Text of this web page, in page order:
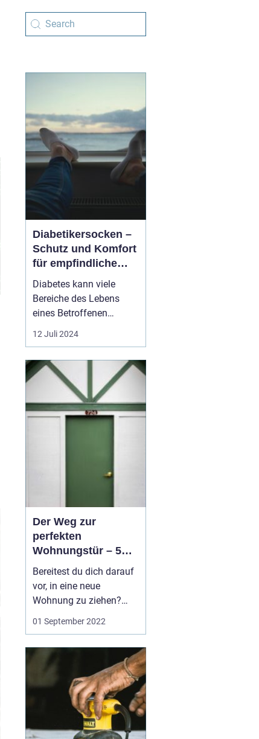
Diabetikersocken –
Schutz und Komfort
für empfindliche
Füße
Diabetes kann viele
Bereiche des Lebens
eines Betroffenen
beeinflussen, und die
Komplikationen. Eine
gute Fußpflege ist für
Diabetiker daher
essentiell. Ein integraler
12 Juli 2024
Der Weg zur
perfekten
Wohnungstür – 5
Punkte auf die es zu
achten gilt
Bereitest du dich darauf
vor, in eine neue
Wohnung zu ziehen?
Dann ist eine der
wichtigsten
treffen musst, die Frage
nach der richtigen Tür
für deinen Eingang. Hier
sind fünf Dinge, an die
du bei der Wahl einer
Wohnungstür denk...
01 September 2022